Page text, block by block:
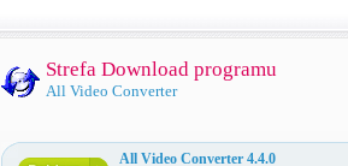
Strefa Download programu
All Video Converter
All Video Converter 4.4.0